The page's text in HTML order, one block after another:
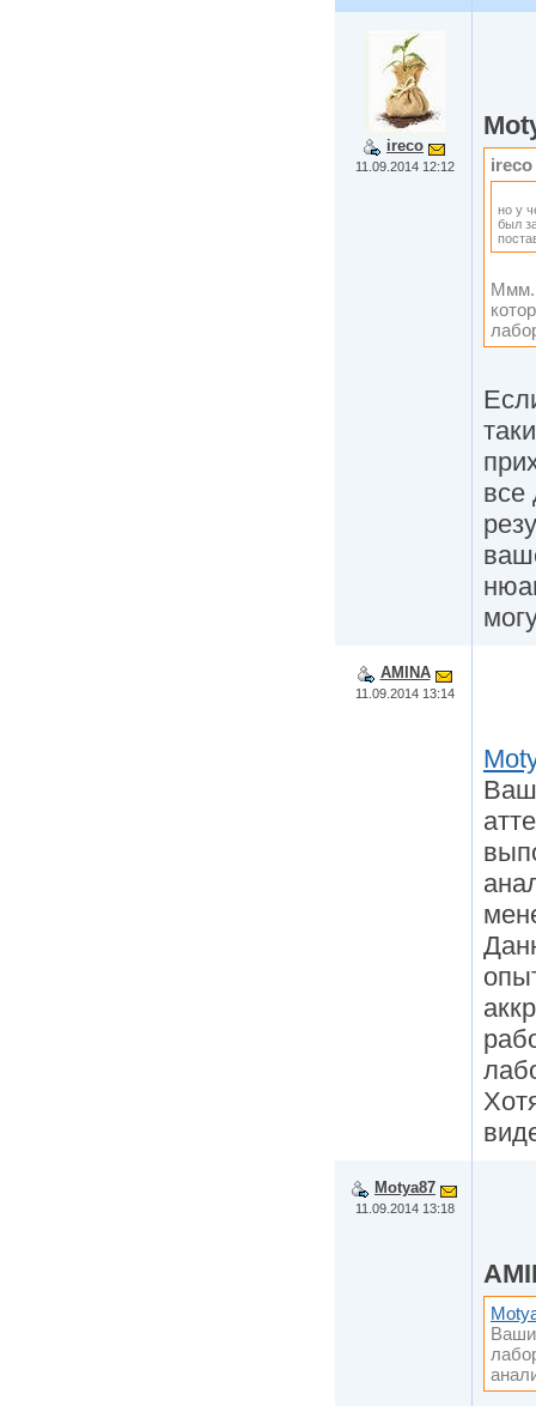
ireco
11.09.2014 12:12 ireco
но у
был
все
AMINA
11.09.2014 13:14
Motya87
11.09.2014 13:18
Ваши